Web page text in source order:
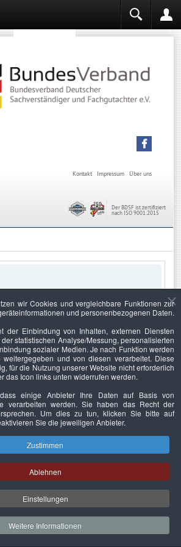
Über uns
Impressum
Kontakt
Der BDSF ist zertifiziert
nach ISO 9001:2015
Urheberrechtsnachweise Nachhaltigkeit
Bundesverband Deutscher
und Fachgutachter e.V..
wir Cookies und vergleichbare Funktionen zur
und personenbezogenen Daten.
der Einbindung von Inhalten, externen Diensten
statistischen Analyse/Messung, personalisierten
sozialer Medien. Je nach Funktion werden
und von diesen verarbeitet. Diese
für die Nutzung unserer Website nicht erforderlich
das Icon links unten widerrufen werden.
einige Anbieter Ihre Daten auf Basis von
verarbeiten werden. Sie haben das Recht der
Um dies zu tun, klicken Sie bitte auf
Sie die jeweiligen Anbieter.
Zustimmen
Ablehnen
Einstellungen
Weitere Informationen